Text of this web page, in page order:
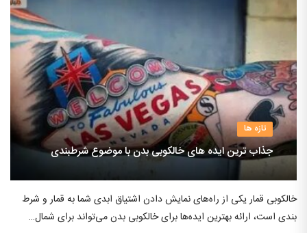
تازه ها
جذاب ترین ایده های خالکوبی بدن با موضوع شرطبندی
خالکوبی قمار یکی از راه‌های نمایش دادن اشتیاق ابدی شما به قمار و شرط
بندی است، ارائه بهترین ایده‌ها برای خالکوبی بدن می‌تواند برای شمال…